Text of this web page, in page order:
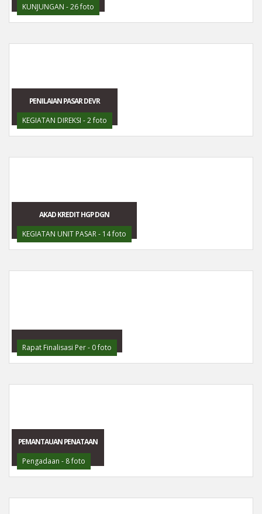
KUNJUNGAN - 26 foto
PENILAIAN PASAR DEVR
KEGIATAN DIREKSI - 2 foto
AKAD KREDIT HGP DGN
KEGIATAN UNIT PASAR - 14 foto
Rapat Finalisasi Per - 0 foto
PEMANTAUAN PENATAAN
Pengadaan - 8 foto